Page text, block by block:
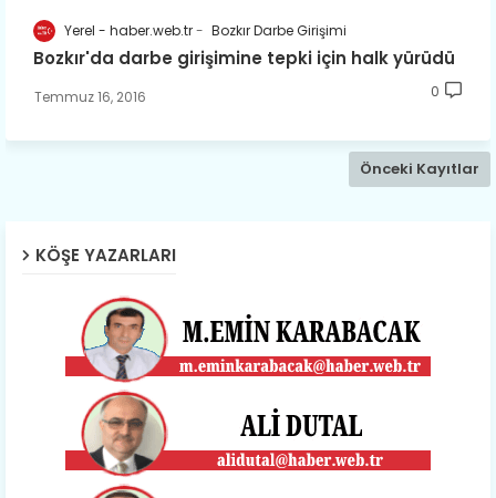
Yerel - haber.web.tr Bozkır Darbe Girişimi
Bozkır'da darbe girişimine tepki için halk yürüdü
Temmuz 16, 2016 0
Önceki Kayıtlar
KÖŞE YAZARLARI